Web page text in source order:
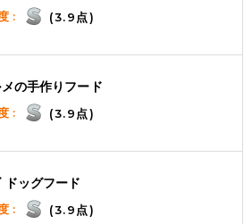
: (3.9点)
の手作りフード
: (3.9点)
ドッグフード
: (3.9点)